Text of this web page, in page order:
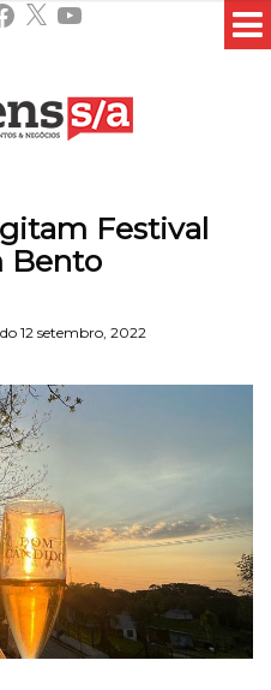
X YouTube
Festival
Bento
12 setembro, 2022